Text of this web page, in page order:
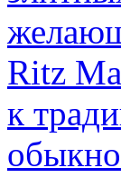
Ritz
к